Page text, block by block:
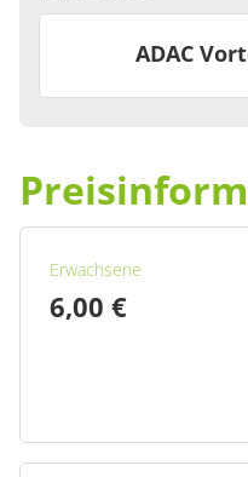
ADAC
Erwachsene
6,00 €